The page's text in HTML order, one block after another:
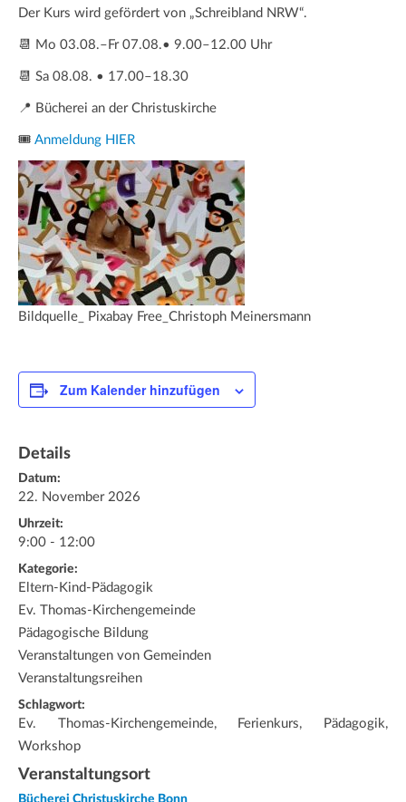
Der Kurs wird gefördert von „Schreibland NRW“.
📆 Mo 03.08.–Fr 07.08.• 9.00–12.00 Uhr
📆 Sa 08.08. • 17.00–18.30
📍 Bücherei an der Christuskirche
🎟️ Anmeldung HIER
Bildquelle_ Pixabay Free_Christoph Meinersmann
Zum Kalender hinzufügen
Details
Datum:
22. November 2026
Uhrzeit:
9:00 - 12:00
Kategorie:
Eltern-Kind-Pädagogik
Ev. Thomas-Kirchengemeinde
Pädagogische Bildung
Veranstaltungen von Gemeinden
Veranstaltungsreihen
Schlagwort:
Ev. Thomas-Kirchengemeinde, Ferienkurs, Pädagogik,
Workshop
Veranstaltungsort
Bücherei Christuskirche Bonn